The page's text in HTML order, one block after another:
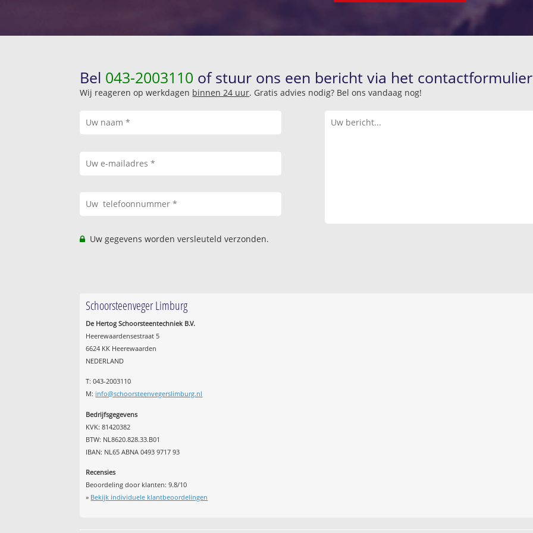
Bel 043-2003110 of stuur ons een bericht via het
Wij reageren op werkdagen binnen 24 uur. Gratis advies nodig? Bel ons vandaag nog!
Uw gegevens worden versleuteld verzonden.
Schoorsteenveger Limburg
De Hertog Schoorsteentechniek B.V.
Heerewaardensestraat 5
6624 KK Heerewaarden
NEDERLAND
T: 043-2003110
M: info@schoorsteenvegerslimburg.nl
Bedrijfsgegevens
KVK: 81420382
BTW: NL8620.828.33.B01
IBAN: NL65 ABNA 0493 9717 93
Recensies
Beoordeling door klanten:9.8/10
» Bekijk individuele klantbeoordelingen